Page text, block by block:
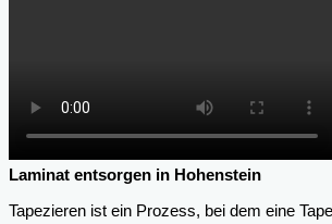
Laminat entsorgen in Hohenstein
Tapezieren ist ein Prozess, bei dem eine